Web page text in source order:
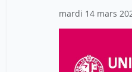
ou risques pour
enfants?
mardi 14 mars